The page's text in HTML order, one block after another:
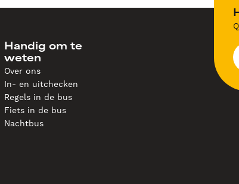
Handig om te
weten
Over ons
In- en uitchecken
Regels in de bus
Fiets in de bus
Nachtbus